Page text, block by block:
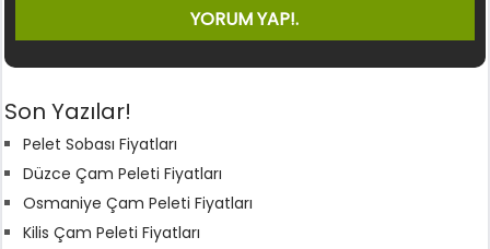
Son Yazılar!
Pelet Sobası Fiyatları
Düzce Çam Peleti Fiyatları
Osmaniye Çam Peleti Fiyatları
Kilis Çam Peleti Fiyatları